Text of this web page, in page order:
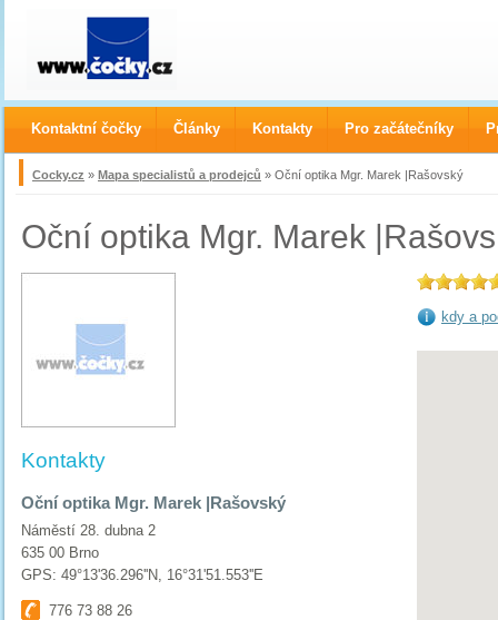
Cocky.cz » Mapa specialistů a prodejců » Oční optika Mgr. Marek |Rašovský
Oční optika Mgr. Marek
Kontakty
Oční optika Mgr. Marek |Rašovský
Náměstí 28. dubna 2
635 00 Brno
GPS: 49°13'36.296''N, 16°31'51.553''E
776 73 88 26
kdy a
Kontaktní čočky Články Kontakty Pro začátečníky